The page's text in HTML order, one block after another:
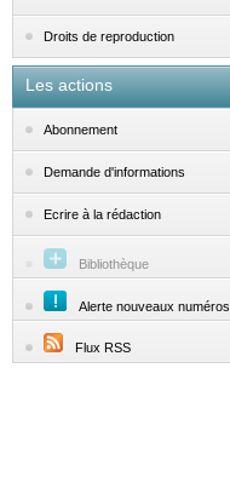
Droits de reproduction
Les actions
Abonnement
Demande d'informations
Ecrire à la rédaction
Bibliothèque
Alerte nouveaux numéros
Flux RSS